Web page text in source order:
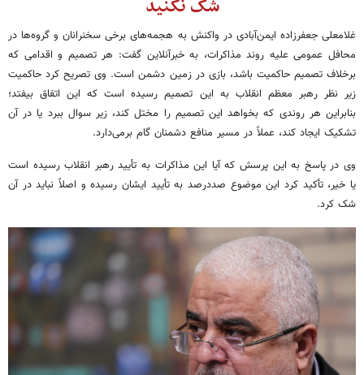
شک نکنید
غلامعلی جعفرزاده ایمن‌آبادی در واکنش به هجمه‌های برخی سخنرانان و گروه‌ها در
محافل عمومی علیه روند مذاکرات، به خبرآنلاین گفت: هر تصمیم و اقدامی که
برخلاف تصمیم حاکمیت باشد، بازی در زمین دشمن است. وی تصریح کرد حاکمیت
زیر نظر رهبر معظم انقلاب به این تصمیم رسیده است که این اتفاق بیفتد؛
بنابراین هر روندی که بخواهد این تصمیم را مختل کند، زیر سوال ببرد یا در آن
تشکیک ایجاد کند، عملاً در مسیر منافع دشمنان گام برمی‌دارد.
وی در پاسخ به این پرسش که آیا این مذاکرات به تأیید رهبر انقلاب رسیده است
یا خیر، تأکید کرد این موضوع صددرصد به تأیید ایشان رسیده و اصلاً نباید در آن
شک کرد.